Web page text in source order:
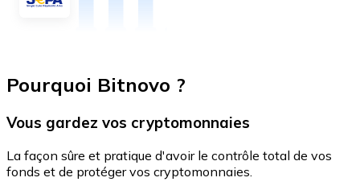
Pourquoi Bitnovo ?
Vous gardez vos cryptomonnaies
La façon sûre et pratique d'avoir le contrôle total de vos
fonds et de protéger vos cryptomonnaies.